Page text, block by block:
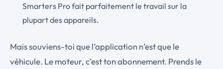
Smarters Pro fait parfaitement le travail sur la
plupart des appareils.
Mais souviens-toi que l’application n’est que le
véhicule. Le moteur, c’est ton abonnement. Prends le